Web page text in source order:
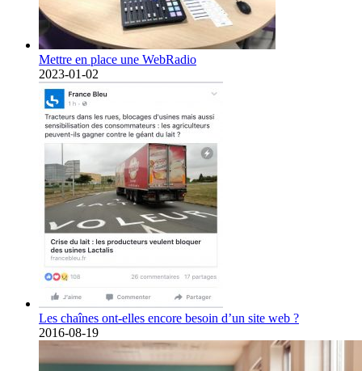
Mettre en place une WebRadio
2023-01-02
Les chaînes ont-elles encore besoin d’un site web ?
2016-08-19